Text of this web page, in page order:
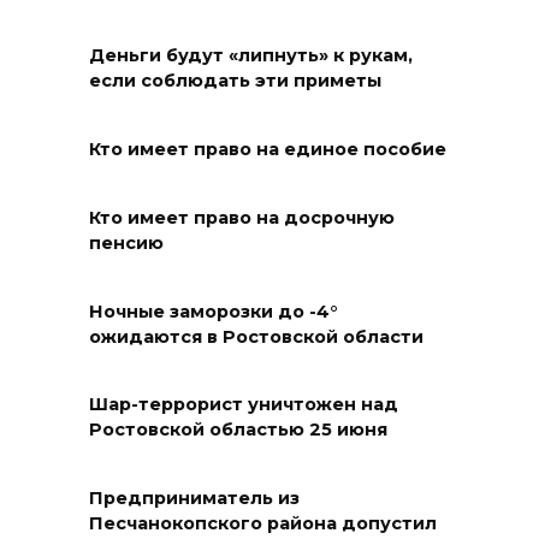
06 августа 2026 17:11
матпомощь семьям, у которых
БПЛА на Кубани
06 августа 2026 16:57
Дончан приглашают
поучаствовать в конкурсе
библиотекарь России»
ВСЕ КАК ЕСТЬ. Политика
Деньги будут «липнуть» к рукам,
если соблюдать эти приметы
Кто имеет право на единое пособие
Кто имеет право на досрочную
пенсию
Ночные заморозки до -4°
ожидаются в Ростовской области
Шар-террорист уничтожен над
Ростовской областью 25 июня
Предприниматель из
Песчанокопского района допустил